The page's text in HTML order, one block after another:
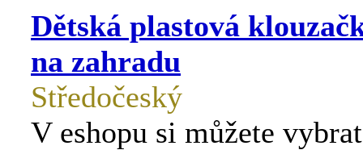
Dětská plastová
na zahradu
Středočeský
V eshopu si můžete